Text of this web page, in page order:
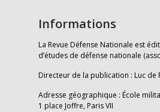
Informations
La Revue Défense Nationale est
d’études de défense nationale
Directeur de la publication : Luc de
Adresse géographique : École
1 place Joffre, Paris VII